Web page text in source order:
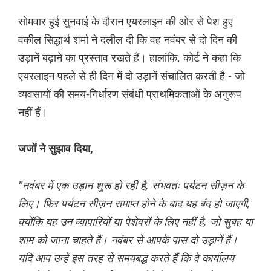
सोमवार हुई सुनवाई के दौरान एयरलाइन की ओर से पेश हुए
वकील सिद्धार्थ शर्मा ने दलील दी कि वह नवंबर से दो दिन की
उड़ानें बढ़ाने का प्रस्ताव रखते हैं। हालांकि, कोर्ट ने कहा कि
एयरलाइन पहले से ही दिन में दो उड़ानें संचालित करती है - जो
व्यवसायों की समय-निर्धारण संबंधी प्राथमिकताओं के अनुरूप
नहीं हैं।
जजों ने सुझाव दिया,
"नवंबर में एक उड़ान शुरू हो रही है, संभवतः पर्यटन सीज़न के
लिए। फिर पर्यटन सीज़न समाप्त होने के बाद यह बंद हो जाएगी,
क्योंकि यह उन व्यापारियों या पेशेवरों के लिए नहीं है, जो सुबह या
शाम को जाना चाहते हैं। नवंबर से आपके पास दो उड़ानें हैं।
यदि आप उन्हें इस तरह से समयबद्ध करते हैं कि वे कार्यालय